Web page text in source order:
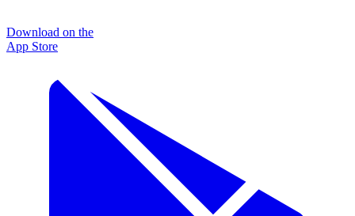
Download on the
App Store